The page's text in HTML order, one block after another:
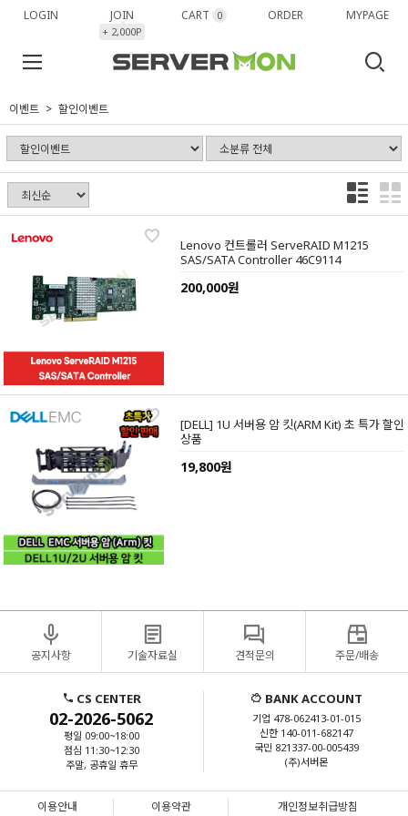
LOGIN JOIN
+ 2,000P
CART 0 ORDER MYPAGE
이벤트 할인이벤트
Lenovo 컨트롤러 ServeRAID M1215
SAS/SATA Controller 46C9114
200,000원
[DELL] 1U 서버용 암 킷(ARM Kit) 초 특가 할인
상품
19,800원
공지사항 기술자료실 견적문의 주문/배송
CS CENTER
02-2026-5062
평일 09:00~18:00
점심 11:30~12:30
주말, 공휴일 휴무
BANK ACCOUNT
기업 478-062413-01-015
신한 140-011-682147
국민 821337-00-005439
(주)서버몬
이용안내 이용약관 개인정보취급방침